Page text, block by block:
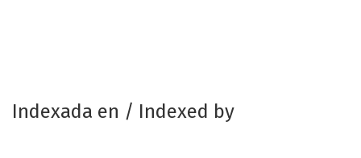
Indexada en / Indexed by